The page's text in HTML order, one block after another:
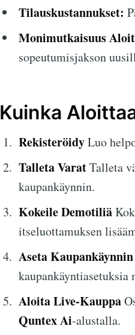
Tilauskustannukset:
Monimutkaisuus
sopeutumisjakson
Kuinka
RekisteröidyLuo
Talleta VaratTalleta
kaupankäynnin.
Kokeile Demotiliä
itseluottamuksen
Aseta
kaupankäyntiasetuksia
Aloita Live-Kauppa
Quntex Ai-alustalla.